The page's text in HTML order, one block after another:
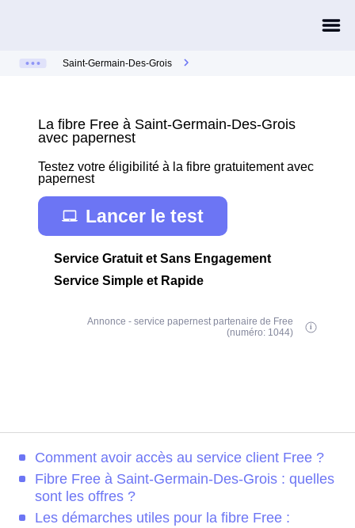
Saint-Germain-Des-Grois
La fibre Free à Saint-Germain-Des-Grois
avec papernest
Testez votre éligibilité à la fibre gratuitement avec
papernest
Lancer le test
Service Gratuit et Sans Engagement
Service Simple et Rapide
Annonce - service papernest partenaire de Free
(numéro: 1044)
Comment avoir accès au service client Free ?
Fibre Free à Saint-Germain-Des-Grois : quelles
sont les offres ?
Les démarches utiles pour la fibre Free :